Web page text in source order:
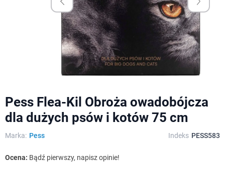
Pess Flea-Kil Obroża owadobójcza
dla dużych psów i kotów 75 cm
Marka: Pess Indeks PESS583
Ocena: Bądź pierwszy, napisz opinie!